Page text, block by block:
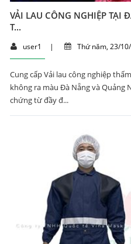
VẢI LAU CÔNG NGHIỆP TẠI
T...
user1 | Thứ năm, 23/
Cung cấp Vải lau công nghiệp
không ra màu Đà Nẵng và Quảng
chứng từ đầy đ...